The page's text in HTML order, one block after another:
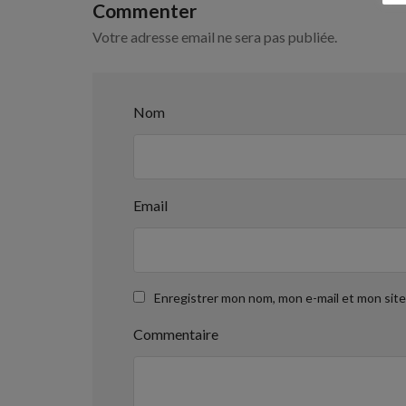
Commenter
Votre adresse email ne sera pas publiée.
Nom
Email
Enregistrer mon nom, mon e-mail et mon
Commentaire